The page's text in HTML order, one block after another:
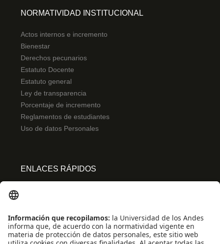
NORMATIVIDAD INSTITUCIONAL
Actos internos e incremento
Bienestar
Derechos pecunarios
Estatuto Docente
Estatuto general
Ley de transparencia
Porcentaje de incremento
Reglamentos de estudiantes
Uso de datos Personales
ENLACES RÁPIDOS
Convivencia y transparencia
Emergencias: Extensión 0000
Eventos destacados